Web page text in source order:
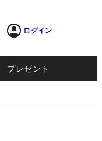
ログイン
プレゼント